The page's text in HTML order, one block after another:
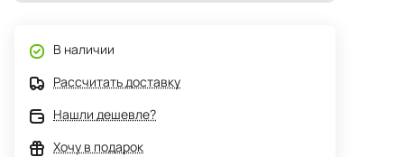
В наличии
Рассчитать доставку
Нашли дешевле?
Хочу в подарок